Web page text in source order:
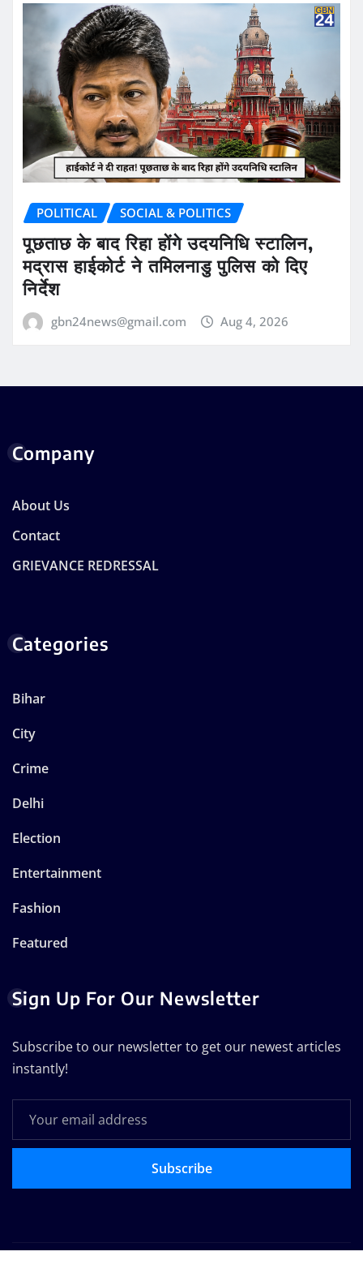
POLITICAL SOCIAL & POLITICS
पूछताछ के बाद रिहा होंगे उदयनिधि स्टालिन,
मद्रास हाईकोर्ट ने तमिलनाडु पुलिस को दिए
निर्देश
gbn24news@gmail.com Aug 4, 2026
Company
About Us
Contact
GRIEVANCE REDRESSAL
Categories
Bihar
City
Crime
Delhi
Election
Entertainment
Fashion
Featured
Sign Up For Our Newsletter
Subscribe to our newsletter to get our newest articles
instantly!
Subscribe